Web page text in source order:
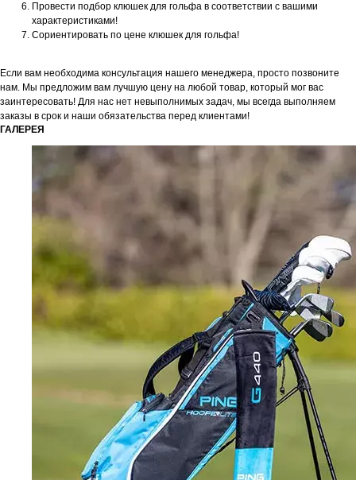
Провести подбор клюшек для гольфа в соответствии с вашими
характеристиками!
Сориентировать по цене клюшек для гольфа!
Если вам необходима консультация нашего менеджера, просто позвоните
нам. Мы предложим вам лучшую цену на любой товар, который мог вас
заинтересовать! Для нас нет невыполнимых задач, мы всегда выполняем
заказы в срок и наши обязательства перед клиентами!
ГАЛЕРЕЯ